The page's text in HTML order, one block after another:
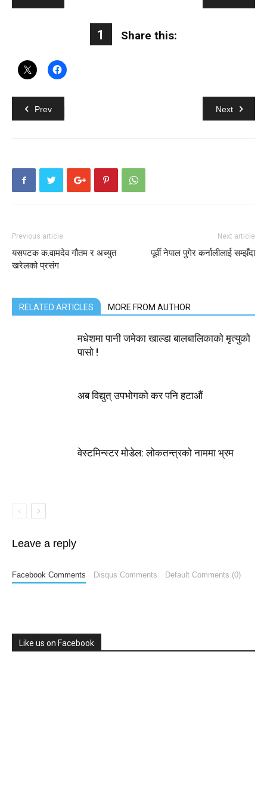
1 Share this:
Prev Next
TAGS ओली
Previous article
यसपटक क.वामदेव गौतम र अच्युत
खरेलको प्रसंग
Next article
पूर्वी नेपाल पुगेर कर्नालीलाई सम्झँदा
RELATED ARTICLES MORE FROM AUTHOR
मधेशमा पानी जमेका खाल्डा बालबालिकाको मृत्युको
पासो !
अब विद्युत् उपभोगको कर पनि हटाऔं
वेस्टमिन्स्टर मोडेल: लोकतन्त्रको नाममा भ्रम
Leave a reply
Facebook Comments Disqus Comments Default Comments (0)
Like us on Facebook